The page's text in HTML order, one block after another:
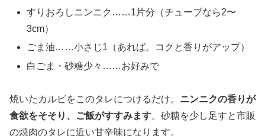
すりおろしニンニク……1片分（チューブなら2〜
3cm）
ごま油……小さじ1（あれば。コクと香りがアップ）
白ごま・砂糖少々……お好みで
焼いたカルビをこのタレにつけるだけ。 ニンニクの香りが
食欲をそそり、ご飯がすすみます。砂糖を少し足すと市販
の焼肉のタレに近い甘辛味になります。